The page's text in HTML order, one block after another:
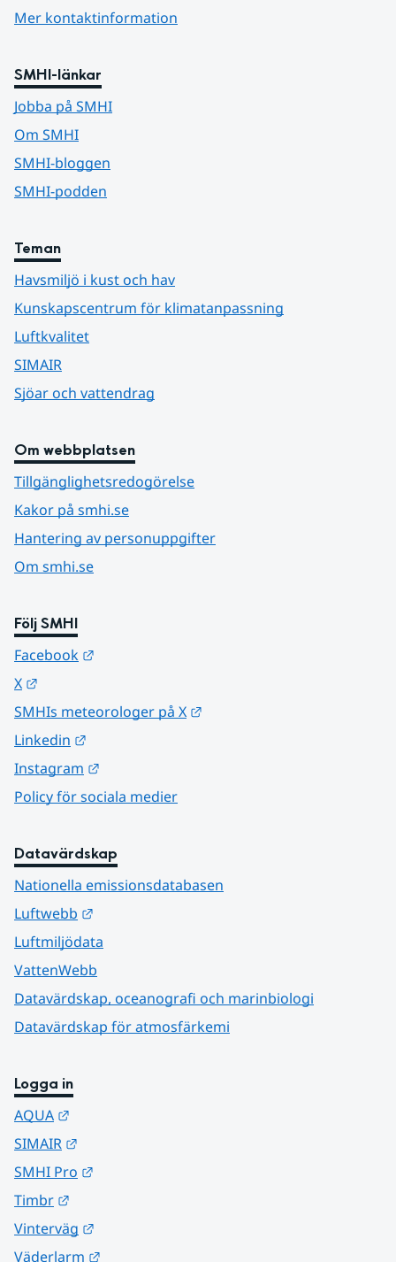
Mer kontaktinformation
SMHI-länkar
Jobba på SMHI
Om SMHI
SMHI-bloggen
SMHI-podden
Teman
Havsmiljö i kust och hav
Kunskapscentrum för klimatanpassning
Luftkvalitet
SIMAIR
Sjöar och vattendrag
Om webbplatsen
Tillgänglighetsredogörelse
Kakor på smhi.se
Hantering av personuppgifter
Om smhi.se
Följ SMHI
Facebook
X
SMHIs meteorologer på X
Linkedin
Instagram
Policy för sociala medier
Datavärdskap
Nationella emissionsdatabasen
Luftwebb
Luftmiljödata
VattenWebb
Datavärdskap, oceanografi och marinbiologi
Datavärdskap för atmosfärkemi
Logga in
AQUA
SIMAIR
SMHI Pro
Timbr
Vinterväg
Väderlarm